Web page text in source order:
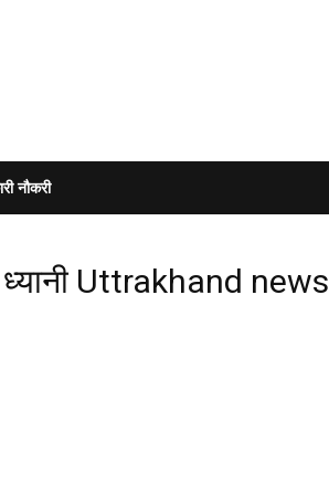
नौकरी
ध्यानी Uttrakhand news